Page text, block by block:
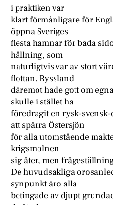
i praktiken var
klart förmånligare för
öppna Sveriges
flesta hamnar för båda
hållning, som
naturligtvis var av stort
flottan. Ryssland
däremot hade gott om
skulle i stället ha
föredragit en rysk-
att spärra Östersjön
för alla utomstående
krigsmolnen
sig åter, men
De huvudsakliga
synpunkt äro alla
betingade av djupt